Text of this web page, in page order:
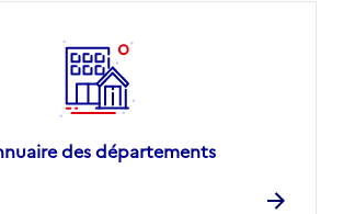
des départements